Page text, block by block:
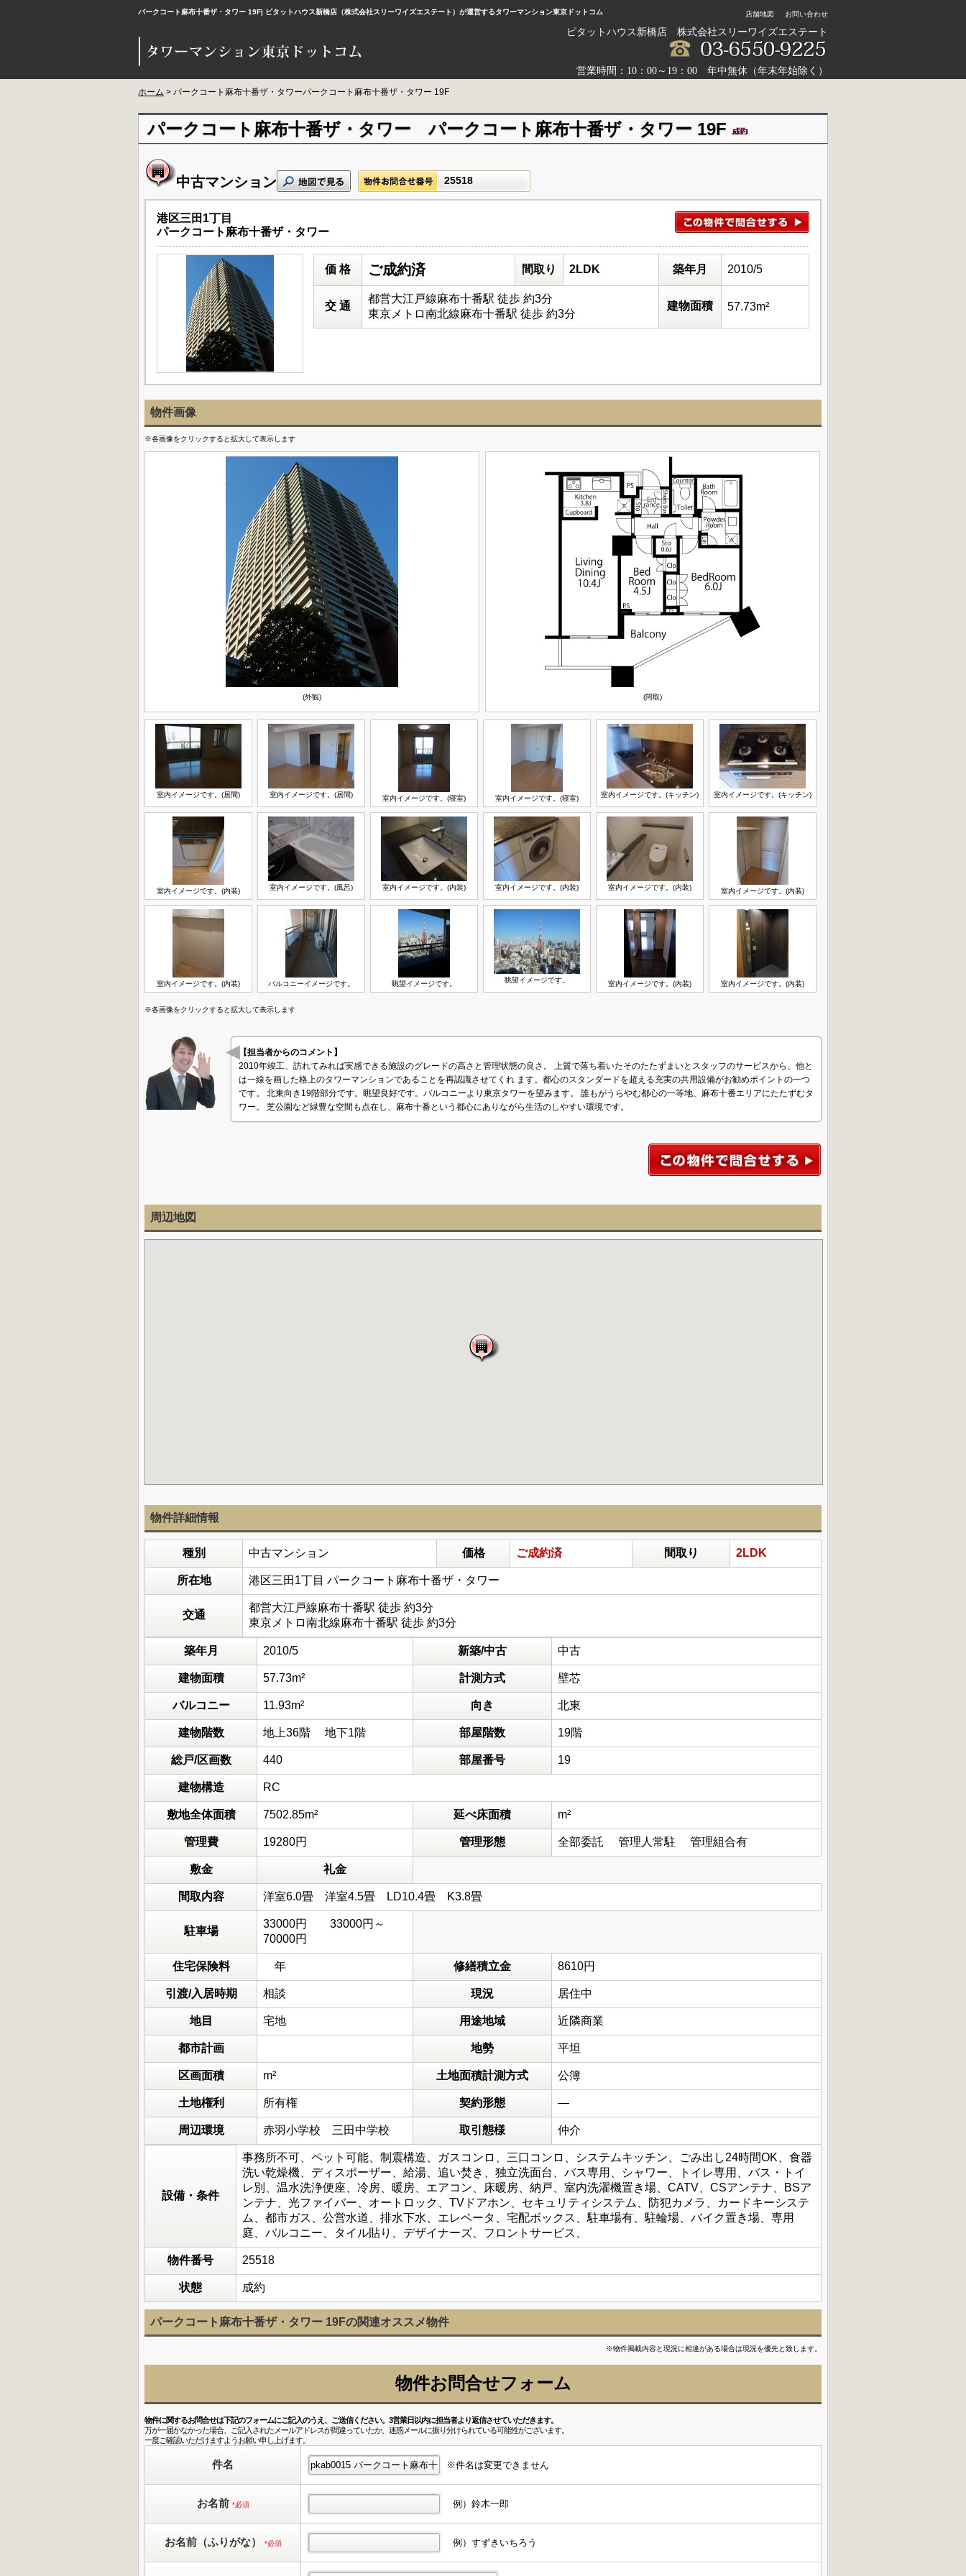
パークコート麻布十番ザ・タワー 19F| ピタットハウス新橋店（株式会社スリーワイズエステート）が運営するタワーマンション東京ドットコム 店舗地図 お問い合わせ
ピタットハウス新橋店 株式会社スリーワイズエステート
営業時間：10：00～19：00 年中無休（年末年始除く）
ホーム > パークコート麻布十番ザ・タワーパークコート麻布十番ザ・タワー 19F
パークコート麻布十番ザ・タワー パークコート麻布十番ザ・タワー 19F
中古マンション 25518
港区三田1丁目
パークコート麻布十番ザ・タワー
価 格 ご成約済 間取り 2LDK 築年月 2010/5
交 通
都営大江戸線麻布十番駅 徒歩 約3分
東京メトロ南北線麻布十番駅 徒歩 約3分
建物面積 57.73m²
物件画像
※各画像をクリックすると拡大して表示します
(外観) (間取)
室内イメージです。(居間) 室内イメージです。(居間) 室内イメージです。(寝室) 室内イメージです。(寝室) 室内イメージです。(キッチン) 室内イメージです。(キッチン)
室内イメージです。(内装) 室内イメージです。(風呂) 室内イメージです。(内装) 室内イメージです。(内装) 室内イメージです。(内装) 室内イメージです。(内装)
室内イメージです。(内装) バルコニーイメージです。 眺望イメージです。 眺望イメージです。 室内イメージです。(内装) 室内イメージです。(内装)
※各画像をクリックすると拡大して表示します
【担当者からのコメント】
2010年竣工、訪れてみれば実感できる施設のグレードの高さと管理状態の良さ。 上質で落ち着いたそのたたずまいとスタッフのサービスから、他と
は一線を画した格上のタワーマンションであることを再認識させてくれ ます。都心のスタンダードを超える充実の共用設備がお勧めポイントの一つ
です。 北東向き19階部分です。眺望良好です。バルコニーより東京タワーを望みます。 誰もがうらやむ都心の一等地、麻布十番エリアにたたずむタ
ワー。 芝公園など緑豊な空間も点在し、麻布十番という都心にありながら生活のしやすい環境です。
周辺地図
物件詳細情報
種別 中古マンション 価格 ご成約済 間取り 2LDK
所在地 港区三田1丁目 パークコート麻布十番ザ・タワー
交通
都営大江戸線麻布十番駅 徒歩 約3分
東京メトロ南北線麻布十番駅 徒歩 約3分
築年月 2010/5 新築/中古 中古
建物面積 57.73m² 計測方式 壁芯
バルコニー 11.93m² 向き 北東
建物階数 地上36階 地下1階 部屋階数 19階
総戸/区画数 440 部屋番号 19
建物構造 RC
敷地全体面積 7502.85m² 延べ床面積 m²
管理費 19280円 管理形態 全部委託 管理人常駐 管理組合有
敷金 礼金
間取内容 洋室6.0畳 洋室4.5畳 LD10.4畳 K3.8畳
駐車場
33000円 33000円～
70000円
住宅保険料 年 修繕積立金 8610円
引渡/入居時期 相談 現況 居住中
地目 宅地 用途地域 近隣商業
都市計画 地勢 平坦
区画面積 m² 土地面積計測方式 公簿
土地権利 所有権 契約形態 ―
周辺環境 赤羽小学校 三田中学校 取引態様 仲介
設備・条件
事務所不可、ペット可能、制震構造、ガスコンロ、三口コンロ、システムキッチン、ごみ出し24時間OK、食器
洗い乾燥機、ディスポーザー、給湯、追い焚き、独立洗面台、バス専用、シャワー、トイレ専用、バス・トイ
レ別、温水洗浄便座、冷房、暖房、エアコン、床暖房、納戸、室内洗濯機置き場、CATV、CSアンテナ、BSア
ンテナ、光ファイバー、オートロック、TVドアホン、セキュリティシステム、防犯カメラ、カードキーシステ
ム、都市ガス、公営水道、排水下水、エレベータ、宅配ボックス、駐車場有、駐輪場、バイク置き場、専用
庭、バルコニー、タイル貼り、デザイナーズ、フロントサービス、
物件番号 25518
状態 成約
パークコート麻布十番ザ・タワー 19Fの関連オススメ物件
※物件掲載内容と現況に相違がある場合は現況を優先と致します。
物件お問合せフォーム
物件に関するお問合せは下記のフォームにご記入のうえ、ご送信ください。3営業日以内に担当者より返信させていただきます。
万が一届かなかった場合、ご記入されたメールアドレスが間違っていたか、迷惑メールに振り分けられている可能性がございます。
一度ご確認いただけますようお願い申し上げます。
件名 ※件名は変更できません
お名前 *必須 例）鈴木一郎
お名前（ふりがな） *必須 例）すずきいちろう